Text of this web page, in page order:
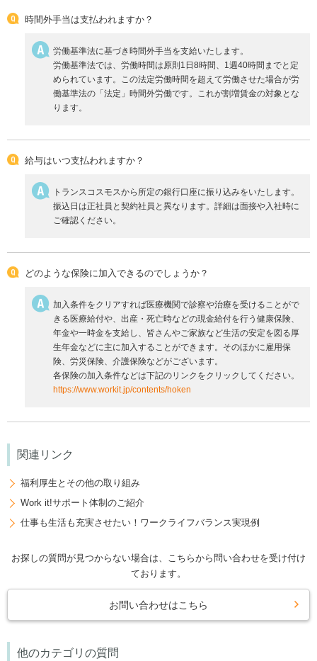
時間外手当は支払われますか？
労働基準法に基づき時間外手当を支給いたします。
労働基準法では、労働時間は原則1日8時間、1週40時間までと定
められています。この法定労働時間を超えて労働させた場合が労
働基準法の「法定」時間外労働です。これが割増賃金の対象とな
ります。
給与はいつ支払われますか？
トランスコスモスから所定の銀行口座に振り込みをいたします。
振込日は正社員と契約社員と異なります。詳細は面接や入社時に
ご確認ください。
どのような保険に加入できるのでしょうか？
加入条件をクリアすれば医療機関で診察や治療を受けることがで
きる医療給付や、出産・死亡時などの現金給付を行う健康保険、
年金や一時金を支給し、皆さんやご家族など生活の安定を図る厚
生年金などに主に加入することができます。そのほかに雇用保
険、労災保険、介護保険などがございます。
各保険の加入条件などは下記のリンクをクリックしてください。
https://www.workit.jp/contents/hoken
関連リンク
福利厚生とその他の取り組み
Work it!サポート体制のご紹介
仕事も生活も充実させたい！ワークライフバランス実現例
お探しの質問が見つからない場合は、こちらから問い合わせを受け付け
ております。
お問い合わせはこちら
他のカテゴリの質問